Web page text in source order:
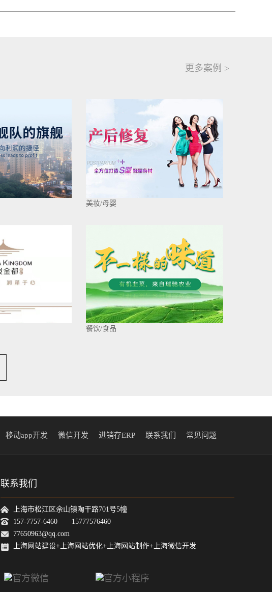
更多案例 >
美妆/母婴
餐饮/食品
移动app开发 微信开发 进销存ERP 联系我们 常见问题
联系我们
上海市松江区佘山镇陶干路701号5幢
157-7757-6460 15777576460
77650963@qq.com
上海网站建设+上海网站优化+上海网站制作+上海微信开发